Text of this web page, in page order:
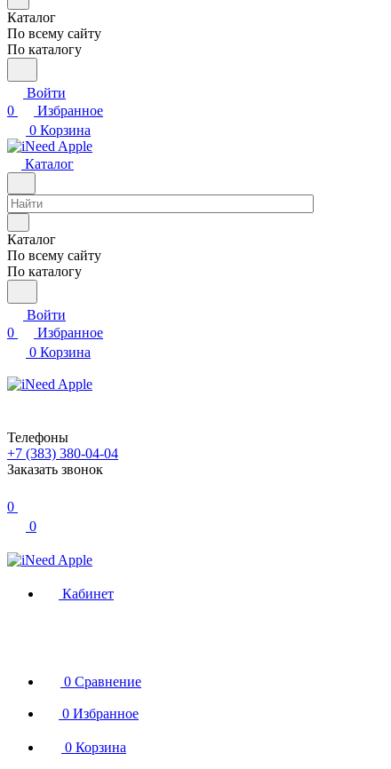
Каталог
По всему сайту
По каталогу
Войти
0
Избранное
0 Корзина
Каталог
Каталог
По всему сайту
По каталогу
Войти
0
Избранное
0 Корзина
Телефоны
+7 (383) 380-04-04
Заказать звонок
0
0
Кабинет
0 Сравнение
0 Избранное
0 Корзина